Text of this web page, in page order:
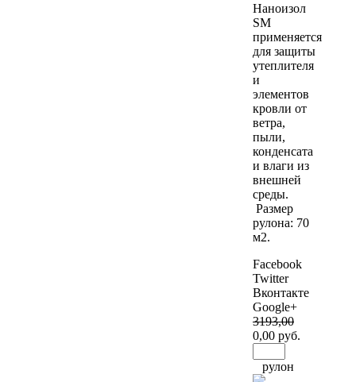
Наноизол
SM
применяется
для защиты
утеплителя
и
элементов
кровли от
ветра,
пыли,
конденсата
и влаги из
внешней
среды.
Размер
рулона: 70
м2.
Facebook
Twitter
Вконтакте
Google+
3193,00
0,00 руб.
рулон